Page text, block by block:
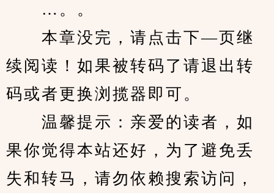
…。。
本章没完，请点击下—页继
续阅读！如果被转码了请退出转
码或者更换浏揽器即可。
温馨提示：亲爱的读者，如
果你觉得本站还好，为了避免丢
失和转马，请勿依赖搜索访问，